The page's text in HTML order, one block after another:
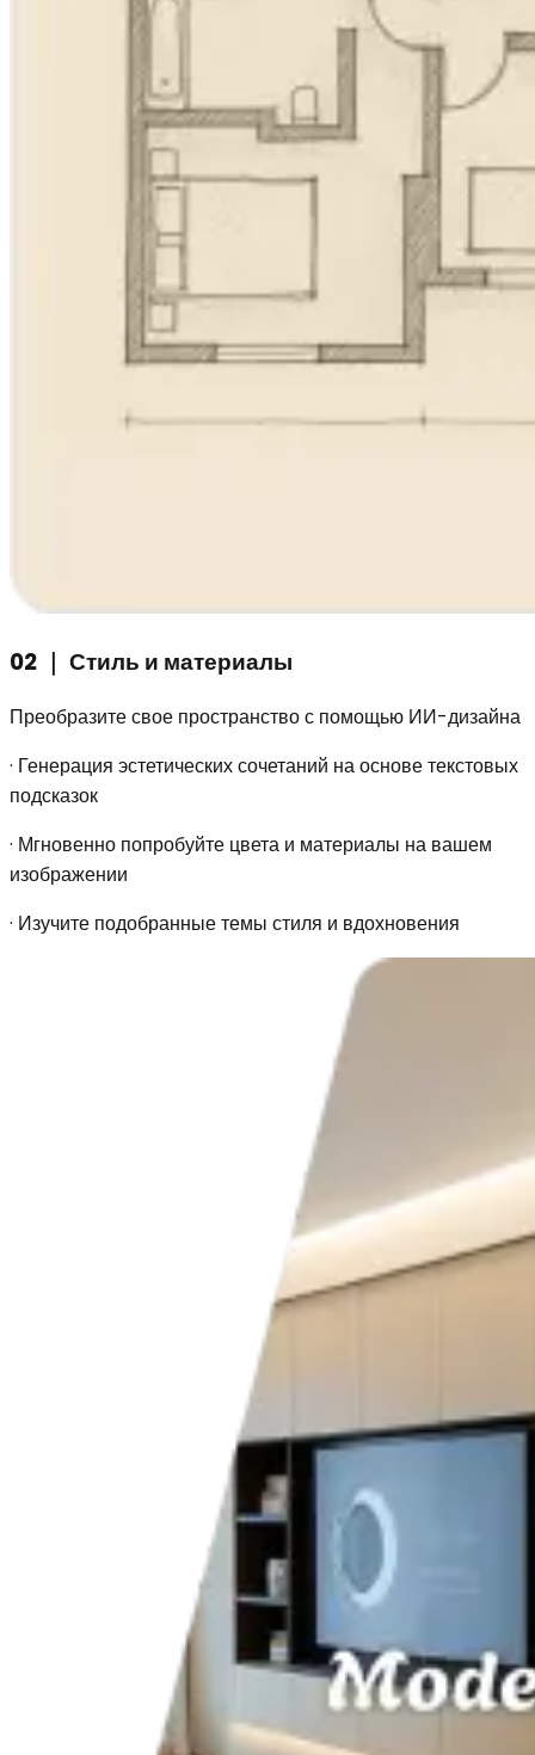
02 ｜ Стиль и материалы
Преобразите свое пространство с помощью ИИ-дизайна
· Генерация эстетических сочетаний на основе текстовых
подсказок
· Мгновенно попробуйте цвета и материалы на вашем
изображении
· Изучите подобранные темы стиля и вдохновения